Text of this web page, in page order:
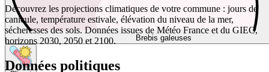
Brebis galeuses
Découvrez les projections climatiques de votre commune : jours de
canicule, température estivale, élévation du niveau de la mer,
sécheresses des sols. Données issues de Météo France et du GIEC,
horizons 2030, 2050 et 2100.
Données politiques